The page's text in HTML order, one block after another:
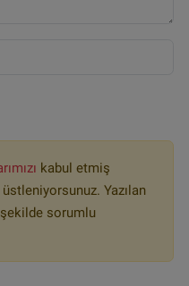
kabul etmiş
Yazılan
sorumlu